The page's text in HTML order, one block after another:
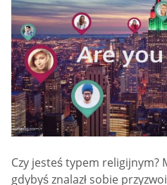
Czy jesteś typem religijnym?
gdybyś znalazł sobie